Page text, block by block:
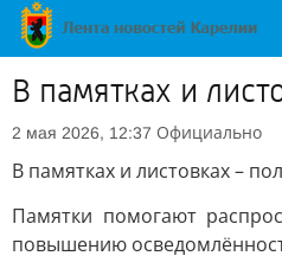
В памятках и
2 мая 2026, 12:37 Официально
В памятках и листовках –
Памятки помогают
повышению